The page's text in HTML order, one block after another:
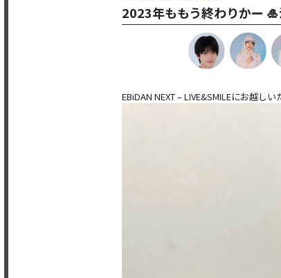
2023年ももう終わりかー
EBiDAN NEXT – LIVE&SMILEにお越し